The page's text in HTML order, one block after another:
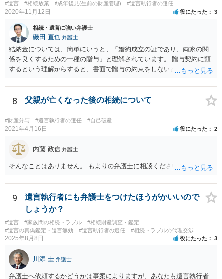
#遺言 #相続放棄 #成年後見(生前の財産管理) #遺言執行者の選任
2020年11月12日 役にたった 3
相続・遺言に強い弁護士
磯田 直也 弁護士
結納金については、簡単にいうと、「婚約成立の証であり、両家の関
係を良くするための一種の贈与」と理解されています。 贈与契約に類
するという理解からすると、書面で贈与の約束をしないと相手方は支
ことは困難です。 くれぐれも今後お気をつけください。 弁護士に対応
を依頼されるのも悪くはありませんが、感情的な理由が強いと思いま
8 父親が亡くなった後の相続について
#財産分与 #遺言執行者の選任 #自己破産
2021年4月16日 役にたった 2
内藤 政信 弁護士
そんなことはありません。 もよりの弁護士に相談ください。
9
遺言執行者にも弁護士をつけたほうがかいいので
しょうか？
#遺言 #家族間の相続トラブル
#相続財産調査・鑑定
#遺言の真偽鑑定・遺言無効
#遺言執行者の選任 #相続トラブルの代理交渉
2025年8月8日 役にたった 3
川添 圭 弁護士
弁護士へ依頼するかどうかは事案によりますが、あなたも遺言執行者